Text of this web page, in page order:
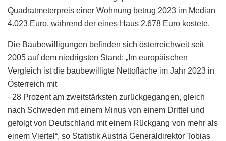
Quadratmeterpreis einer Wohnung betrug 2023 im Median
4.023 Euro, während der eines Haus 2.678 Euro kostete.
Die Baubewilligungen befinden sich österreichweit seit
2005 auf dem niedrigsten Stand: „Im europäischen
Vergleich ist die baubewilligte Nettofläche im Jahr 2023 in
Österreich mit
−28 Prozent am zweitstärksten zurückgegangen, gleich
nach Schweden mit einem Minus von einem Drittel und
gefolgt von Deutschland mit einem Rückgang von mehr als
einem Viertel“, so Statistik Austria Generaldirektor Tobias